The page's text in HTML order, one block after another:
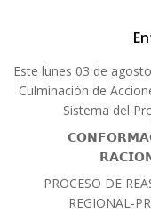
Este lunes 03 de
Culminación de
Sistema del
PROCESO DE
REGIONAL-